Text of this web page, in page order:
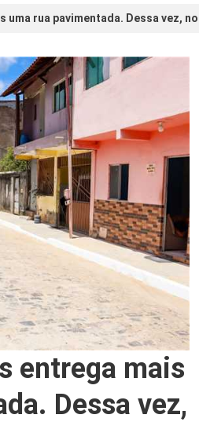
uma rua pavimentada. Dessa vez,
entrega mais
Dessa vez,